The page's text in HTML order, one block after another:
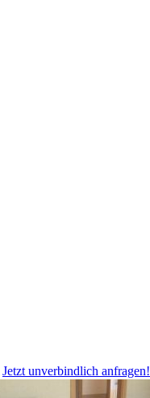
Jetzt unverbindlich anfragen!